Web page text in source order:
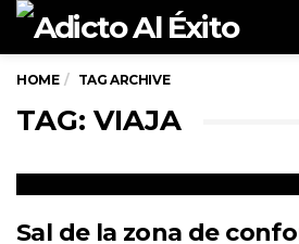
HOME TAG ARCHIVE
TAG: VIAJA
Sal de la zona de